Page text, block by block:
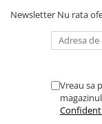
Centuri/chingi
Colier / Faseta
Consumabile
Newsletter Nu rata
Vreau sa